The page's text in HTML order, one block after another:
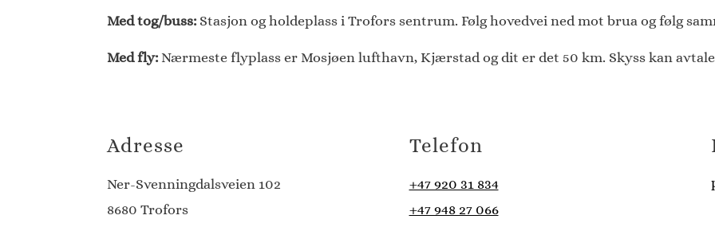
Med tog/buss: Stasjon og holdeplass i Trofors sentrum. Følg hovedvei ned mot brua og følg
Med fly: Nærmeste flyplass er Mosjøen lufthavn, Kjærstad og dit er det 50 km. Skyss kan
Adresse
Ner-Svenningdalsveien 102
8680 Trofors
Telefon
+47 920 31 834
+47 948 27 066